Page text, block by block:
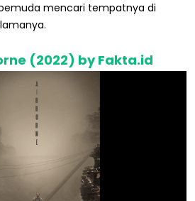
mencari tempatnya di
(2022) by Fakta.id